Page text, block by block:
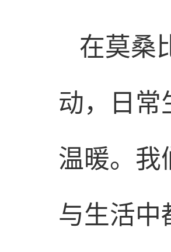
在莫桑
动，日常
温暖。我
与生活中